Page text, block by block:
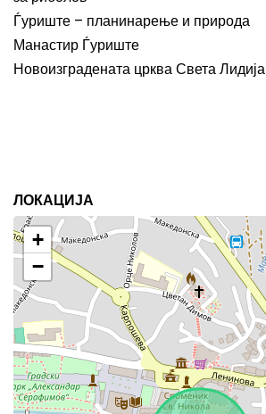
Ѓуриште – планинарење и природа
Манастир Ѓуриште
Новоизградената црква Света Лидија
ЛОКАЦИЈА
+
−